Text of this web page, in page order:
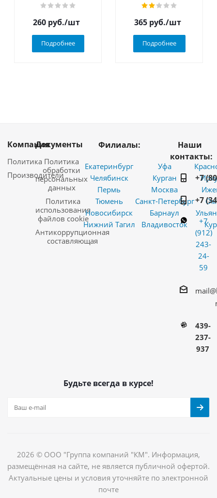
260 руб./шт
Подробнее
365 руб./шт
Подробнее
Компания
Политика
Производители
Документы
Политика
обработки
персональных
данных
Политика
использования
файлов cookie
Антикоррупционная
составляющая
Филиалы:
Екатеринбург
Челябинск
Пермь
Тюмень
Новосибирск
Нижний Тагил
Уфа
Курган
Москва
Санкт-Петербург
Барнаул
Владивосток
Наши
контакты:
+7
+7
+7
(912)
243-
24-
59
439-
237-
937
Будьте всегда в курсе!
2026 © ООО "Группа компаний "КМ". Информация,
размещённая на сайте, не является публичной офертой.
Актуальные цены и условия уточняйте по электронной
почте